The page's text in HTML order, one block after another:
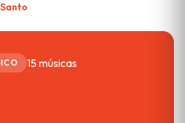
Santo
15 músicas